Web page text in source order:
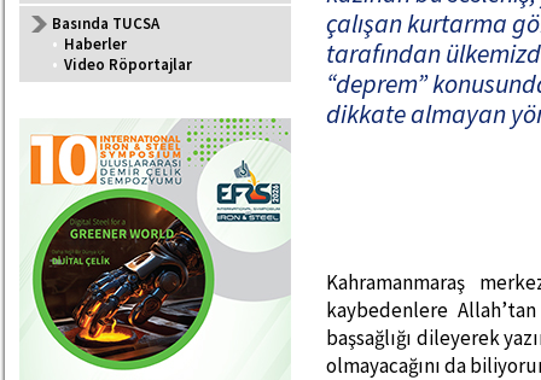
Basında TUCSA
• Haberler
• Video Röportajlar
çalışan kurtarma
tarafından
“deprem”
dikkate almayan
Kahramanmaraş
kaybedenlere
başsağlığı dileyerek
olmayacağını da